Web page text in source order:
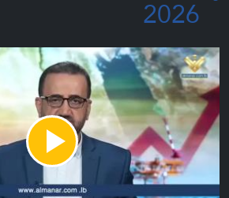
2026
Play
Video